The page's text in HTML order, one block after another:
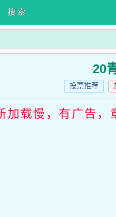
搜 索
20
投票推荐
加载慢，有广告